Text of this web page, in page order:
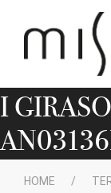
I
HOME